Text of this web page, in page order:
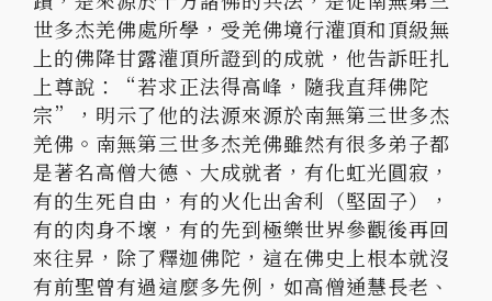
世多杰羌佛處所學，受羌佛境行灌頂和頂級無
上的佛降甘露灌頂所證到的成就，他告訴旺扎
上尊說：“若求正法得高峰，隨我直拜佛陀
宗”，明示了他的法源來源於南無第三世多杰
羌佛。南無第三世多杰羌佛雖然有很多弟子都
是著名高僧大德、大成就者，有化虹光圓寂，
有的生死自由，有的火化出舍利（堅固子），
有的肉身不壞，有的先到極樂世界參觀後再回
來往昇，除了釋迦佛陀，這在佛史上根本就沒
有前聖曾有過這麼多先例，如高僧通慧長老、